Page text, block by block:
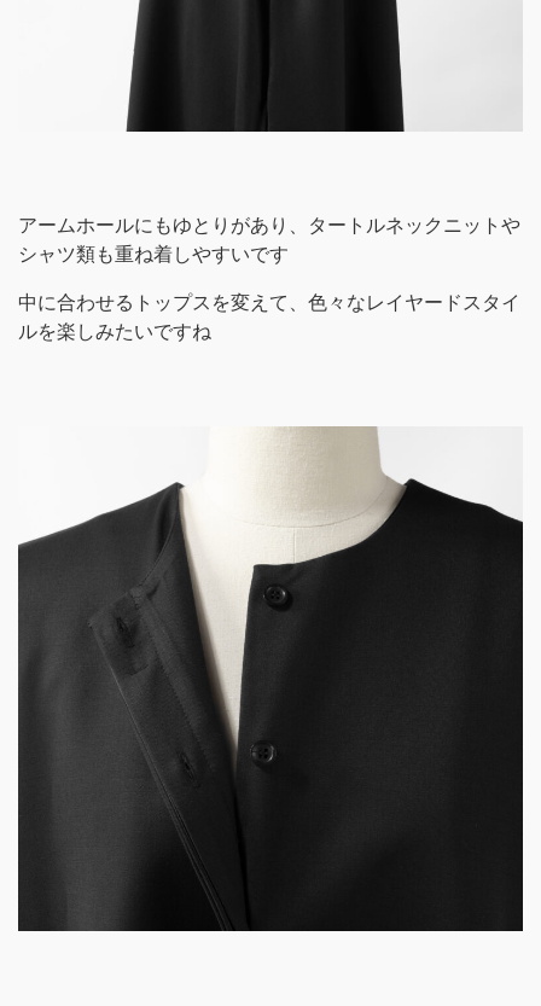
アームホールにもゆとりがあり、タートルネックニットや
シャツ類も重ね着しやすいです
中に合わせるトップスを変えて、色々なレイヤードスタイ
ルを楽しみたいですね